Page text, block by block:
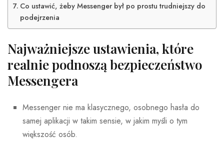
Co ustawić, żeby Messenger był po prostu trudniejszy do
podejrzenia
Najważniejsze ustawienia, które
realnie podnoszą bezpieczeństwo
Messengera
Messenger nie ma klasycznego, osobnego hasła do
samej aplikacji w takim sensie, w jakim myśli o tym
większość osób.